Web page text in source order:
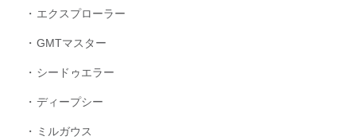
エクスプローラー
GMTマスター
シードゥエラー
ディープシー
ミルガウス